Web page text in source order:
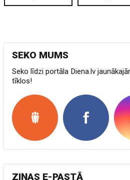
SEKO MUMS
Seko līdzi portāla Diena.lv
tīklos!
ZIŅAS E-PASTĀ